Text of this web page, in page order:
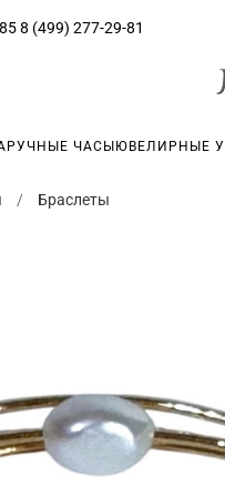
8 (499) 277-29-81
ЧАСЫ ЮВЕЛИРНЫЕ
Браслеты